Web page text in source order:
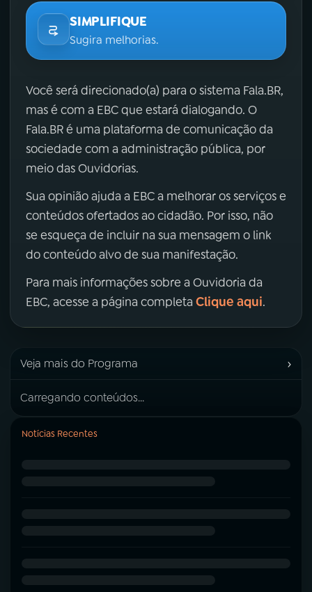
SIMPLIFIQUE
Sugira melhorias.
Você será direcionado(a) para o sistema Fala.BR,
mas é com a EBC que estará dialogando. O
Fala.BR é uma plataforma de comunicação da
sociedade com a administração pública, por
meio das Ouvidorias.
Sua opinião ajuda a EBC a melhorar os serviços e
conteúdos ofertados ao cidadão. Por isso, não
se esqueça de incluir na sua mensagem o link
do conteúdo alvo de sua manifestação.
Para mais informações sobre a Ouvidoria da
EBC, acesse a página completa Clique aqui.
Veja mais do Programa ›
Carregando conteúdos...
Notícias Recentes